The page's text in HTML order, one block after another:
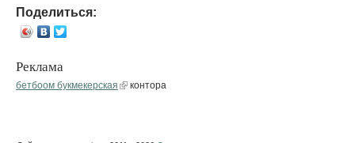
Поделиться:
Реклама
бетбоом букмекерская контора